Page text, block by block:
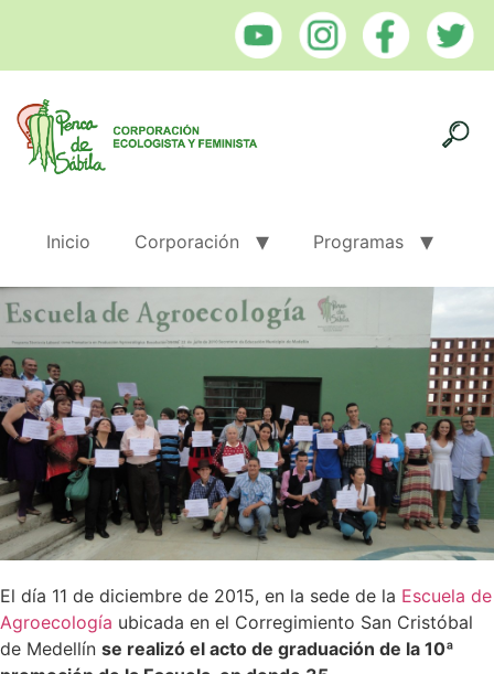
Inicio Corporación Programas
El día 11 de diciembre de 2015, en la sede de la Escuela de
Agroecología ubicada en el Corregimiento San Cristóbal
de Medellín se realizó el acto de graduación de la 10ª